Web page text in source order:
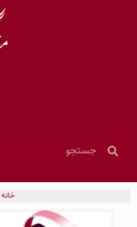
خانه